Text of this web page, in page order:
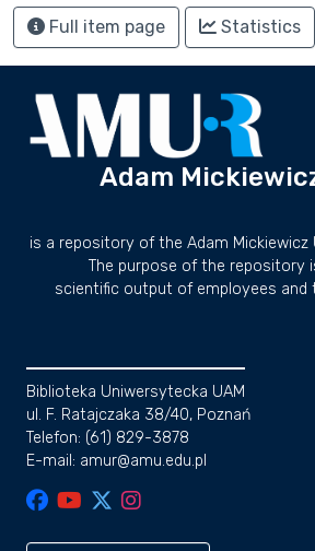
Full item page Statistics
Adam
is a repository of the Adam Mickiewicz
The purpose of the repository
scientific output of employees and
Biblioteka Uniwersytecka UAM
ul. F. Ratajczaka 38/40, Poznań
Telefon: (61) 829-3878
E-mail: amur@amu.edu.pl